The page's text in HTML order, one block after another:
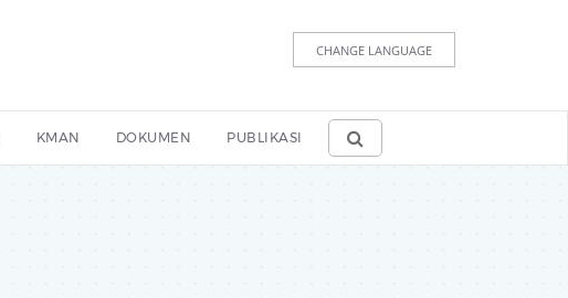
CHANGE LANGUAGE
KMAN DOKUMEN PUBLIKASI